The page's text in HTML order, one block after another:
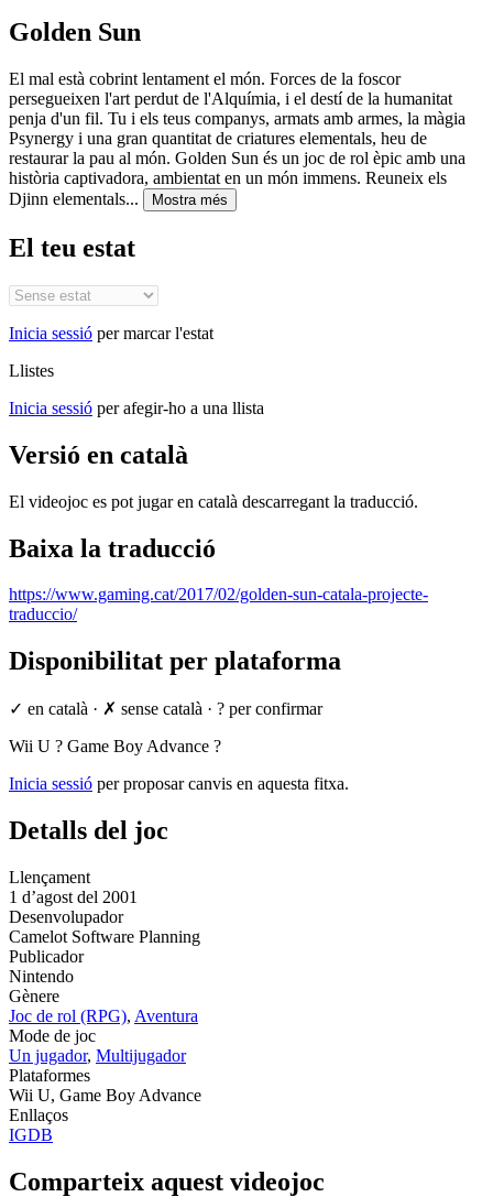
Golden Sun
El mal està cobrint lentament el món. Forces de la foscor
persegueixen l'art perdut de l'Alquímia, i el destí de la humanitat
penja d'un fil. Tu i els teus companys, armats amb armes, la màgia
Psynergy i una gran quantitat de criatures elementals, heu de
restaurar la pau al món. Golden Sun és un joc de rol èpic amb una
història captivadora, ambientat en un món immens. Reuneix els
Djinn elementals...
Mostra més
El teu estat
Inicia sessió per marcar l'estat
Llistes
Inicia sessió per afegir-ho a una llista
Versió en català
El videojoc es pot jugar en català descarregant la traducció.
Baixa la traducció
https://www.gaming.cat/2017/02/golden-sun-catala-projecte-
traduccio/
Disponibilitat per plataforma
✓ en català · ✗ sense català · ? per confirmar
Wii U ? Game Boy Advance ?
Inicia sessió per proposar canvis en aquesta fitxa.
Detalls del joc
Llençament
1 d’agost del 2001
Desenvolupador
Camelot Software Planning
Publicador
Nintendo
Gènere
Joc de rol (RPG), Aventura
Mode de joc
Un jugador, Multijugador
Plataformes
Wii U, Game Boy Advance
Enllaços
IGDB
Comparteix aquest videojoc